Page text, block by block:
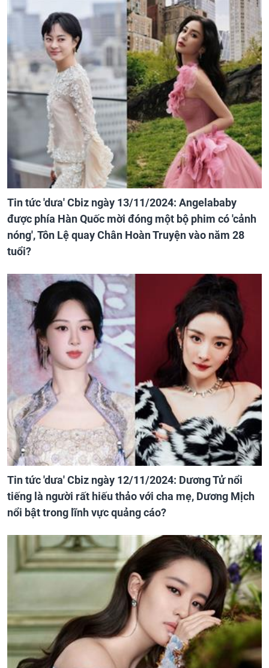
Tin tức 'dưa' Cbiz ngày 13/11/2024: Angelababy
được phía Hàn Quốc mời đóng một bộ phim có 'cảnh
nóng', Tôn Lệ quay Chân Hoàn Truyện vào năm 28
tuổi?
Tin tức 'dưa' Cbiz ngày 12/11/2024: Dương Tử nổi
tiếng là người rất hiếu thảo với cha mẹ, Dương Mịch
nổi bật trong lĩnh vực quảng cáo?